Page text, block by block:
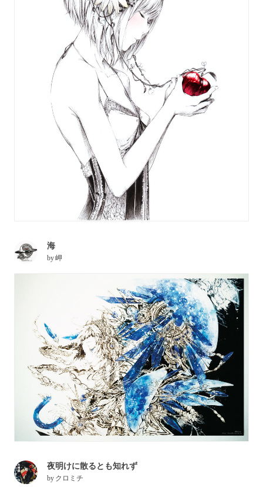
海
by岬
夜明けに散るとも知れず
by クロミチ